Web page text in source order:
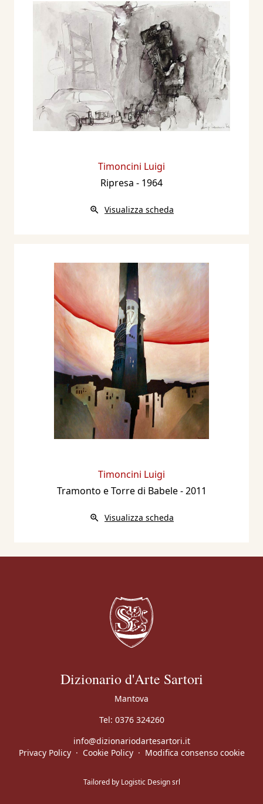
Timoncini Luigi
Ripresa - 1964
Visualizza scheda
Timoncini Luigi
Tramonto e Torre di Babele- 2011
Visualizza scheda
Dizionario d'Arte Sartori
Mantova
Tel: 0376 324260
info@dizionariodartesartori.it
Privacy Policy · Cookie Policy · Modifica consenso cookie
Tailored by Logistic Design srl